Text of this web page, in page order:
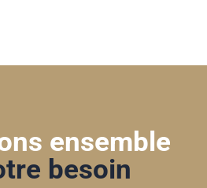
ensemble
besoin